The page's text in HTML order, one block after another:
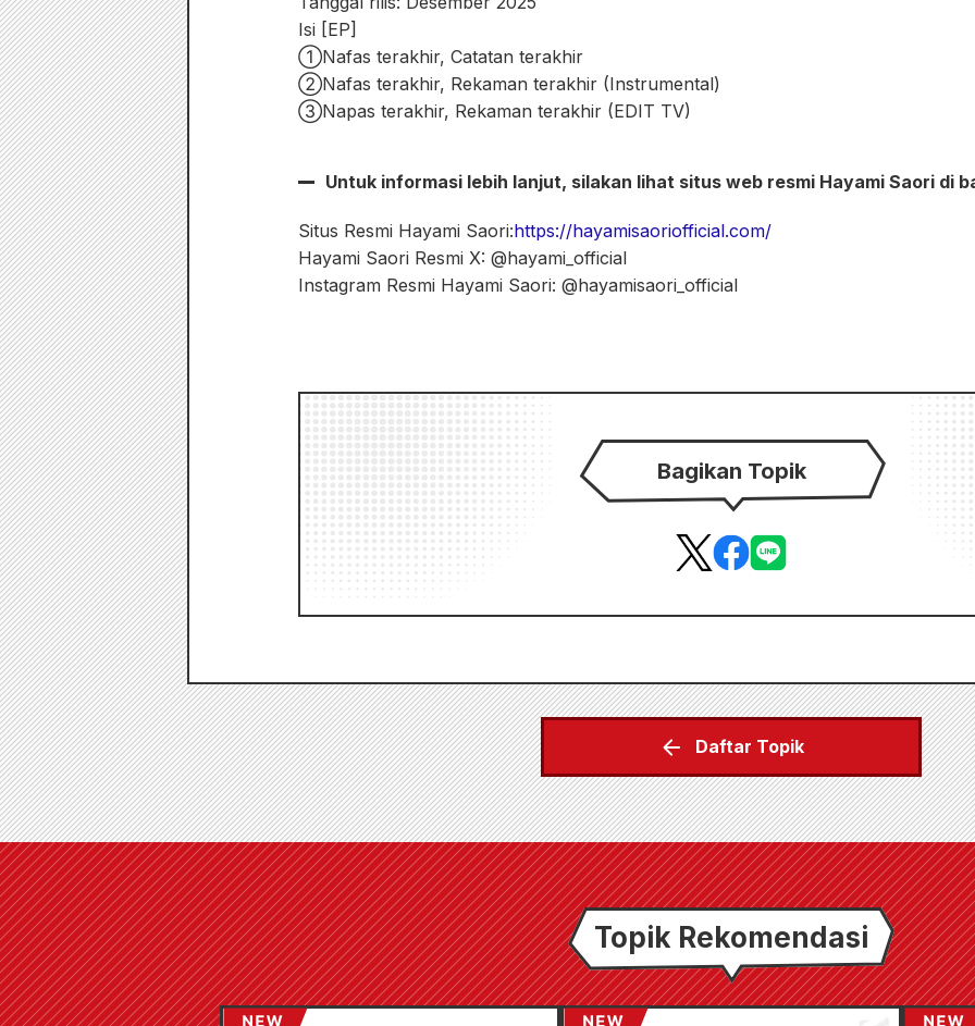
Isi [EP]
①Nafas terakhir, Catatan terakhir
②Nafas terakhir, Rekaman terakhir (Instrumental)
③Napas terakhir, Rekaman terakhir (EDIT TV)
Untuk informasi lebih lanjut, silakan lihat situs web resmi Hayami Saori di
Situs Resmi Hayami Saori:https://hayamisaoriofficial.com/
Hayami Saori Resmi X: @hayami_official
Instagram Resmi Hayami Saori: @hayamisaori_official
Bagikan Topik
Daftar Topik
Topik Rekomendasi